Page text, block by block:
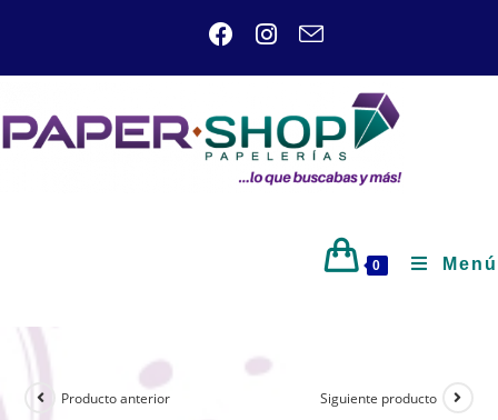
0 Menú
Producto anterior Siguiente producto